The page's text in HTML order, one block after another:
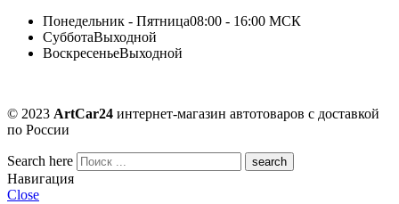
Понедельник - Пятница08:00 - 16:00 МСК
СубботаВыходной
ВоскресеньеВыходной
© 2023 ArtCar24 интернет-магазин автотоваров с доставкой
по России
Search here
Навигация
Close